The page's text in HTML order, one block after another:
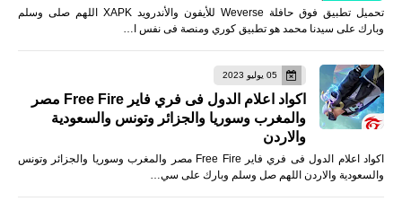
تحميل تطبيق فوق حافلة Weverse للأيفون والأندرويد XAPK اللهم صلى وسلم
وبارك على سيدنا محمد هو تطبيق كوري ومنصة فى نفس ا…
05 يوليو 2023
اكواد اعلام الدول فى فري فاير Free Fire مصر
والمغرب وسوريا والجزائر وتونس والسعودية
والاردن
اكواد اعلام الدول فى فري فاير Free Fire مصر والمغرب وسوريا والجزائر وتونس
والسعودية والاردن اللهم صل وسلم وبارك على سي…